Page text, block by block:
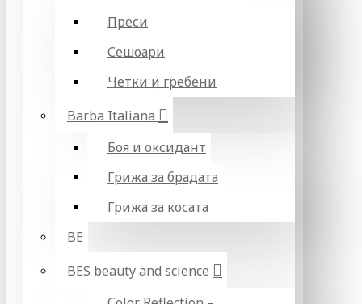
Преси
Сешоари
Четки и гребени
Barba Italiana
Боя и оксидант
Грижа за брадата
Грижа за косата
BE
BES beauty and science